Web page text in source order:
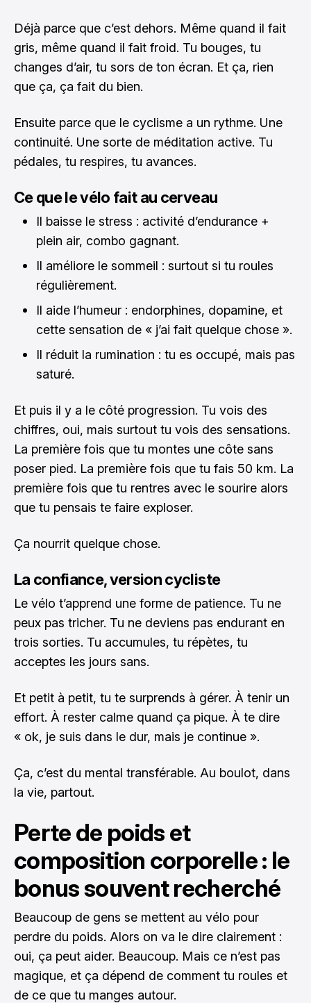
Déjà parce que c’est dehors. Même quand il fait
gris, même quand il fait froid. Tu bouges, tu
changes d’air, tu sors de ton écran. Et ça, rien
que ça, ça fait du bien.
Ensuite parce que le cyclisme a un rythme. Une
continuité. Une sorte de méditation active. Tu
pédales, tu respires, tu avances.
Ce que le vélo fait au cerveau
Il baisse le stress : activité d’endurance +
plein air, combo gagnant.
Il améliore le sommeil : surtout si tu roules
régulièrement.
Il aide l’humeur : endorphines, dopamine, et
cette sensation de « j’ai fait quelque chose ».
Il réduit la rumination : tu es occupé, mais pas
saturé.
Et puis il y a le côté progression. Tu vois des
chiffres, oui, mais surtout tu vois des sensations.
La première fois que tu montes une côte sans
poser pied. La première fois que tu fais 50 km. La
première fois que tu rentres avec le sourire alors
que tu pensais te faire exploser.
Ça nourrit quelque chose.
La confiance, version cycliste
Le vélo t’apprend une forme de patience. Tu ne
peux pas tricher. Tu ne deviens pas endurant en
trois sorties. Tu accumules, tu répètes, tu
acceptes les jours sans.
Et petit à petit, tu te surprends à gérer. À tenir un
effort. À rester calme quand ça pique. À te dire
« ok, je suis dans le dur, mais je continue ».
Ça, c’est du mental transférable. Au boulot, dans
la vie, partout.
Perte de poids et
composition corporelle : le
bonus souvent recherché
Beaucoup de gens se mettent au vélo pour
perdre du poids. Alors on va le dire clairement :
oui, ça peut aider. Beaucoup. Mais ce n’est pas
magique, et ça dépend de comment tu roules et
de ce que tu manges autour.